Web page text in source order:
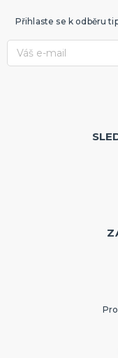
Přihlaste se k odběru